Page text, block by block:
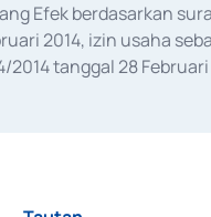
Efek berdasarkan
2014, izin usaha
tanggal 28